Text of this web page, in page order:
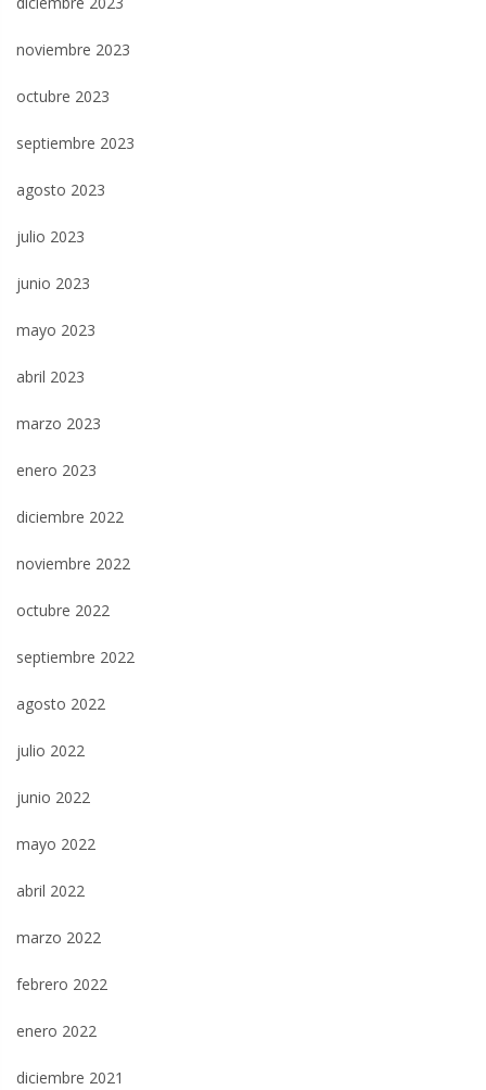
noviembre 2023
octubre 2023
septiembre 2023
agosto 2023
julio 2023
junio 2023
mayo 2023
abril 2023
marzo 2023
enero 2023
diciembre 2022
noviembre 2022
octubre 2022
septiembre 2022
agosto 2022
julio 2022
junio 2022
mayo 2022
abril 2022
marzo 2022
febrero 2022
enero 2022
diciembre 2021